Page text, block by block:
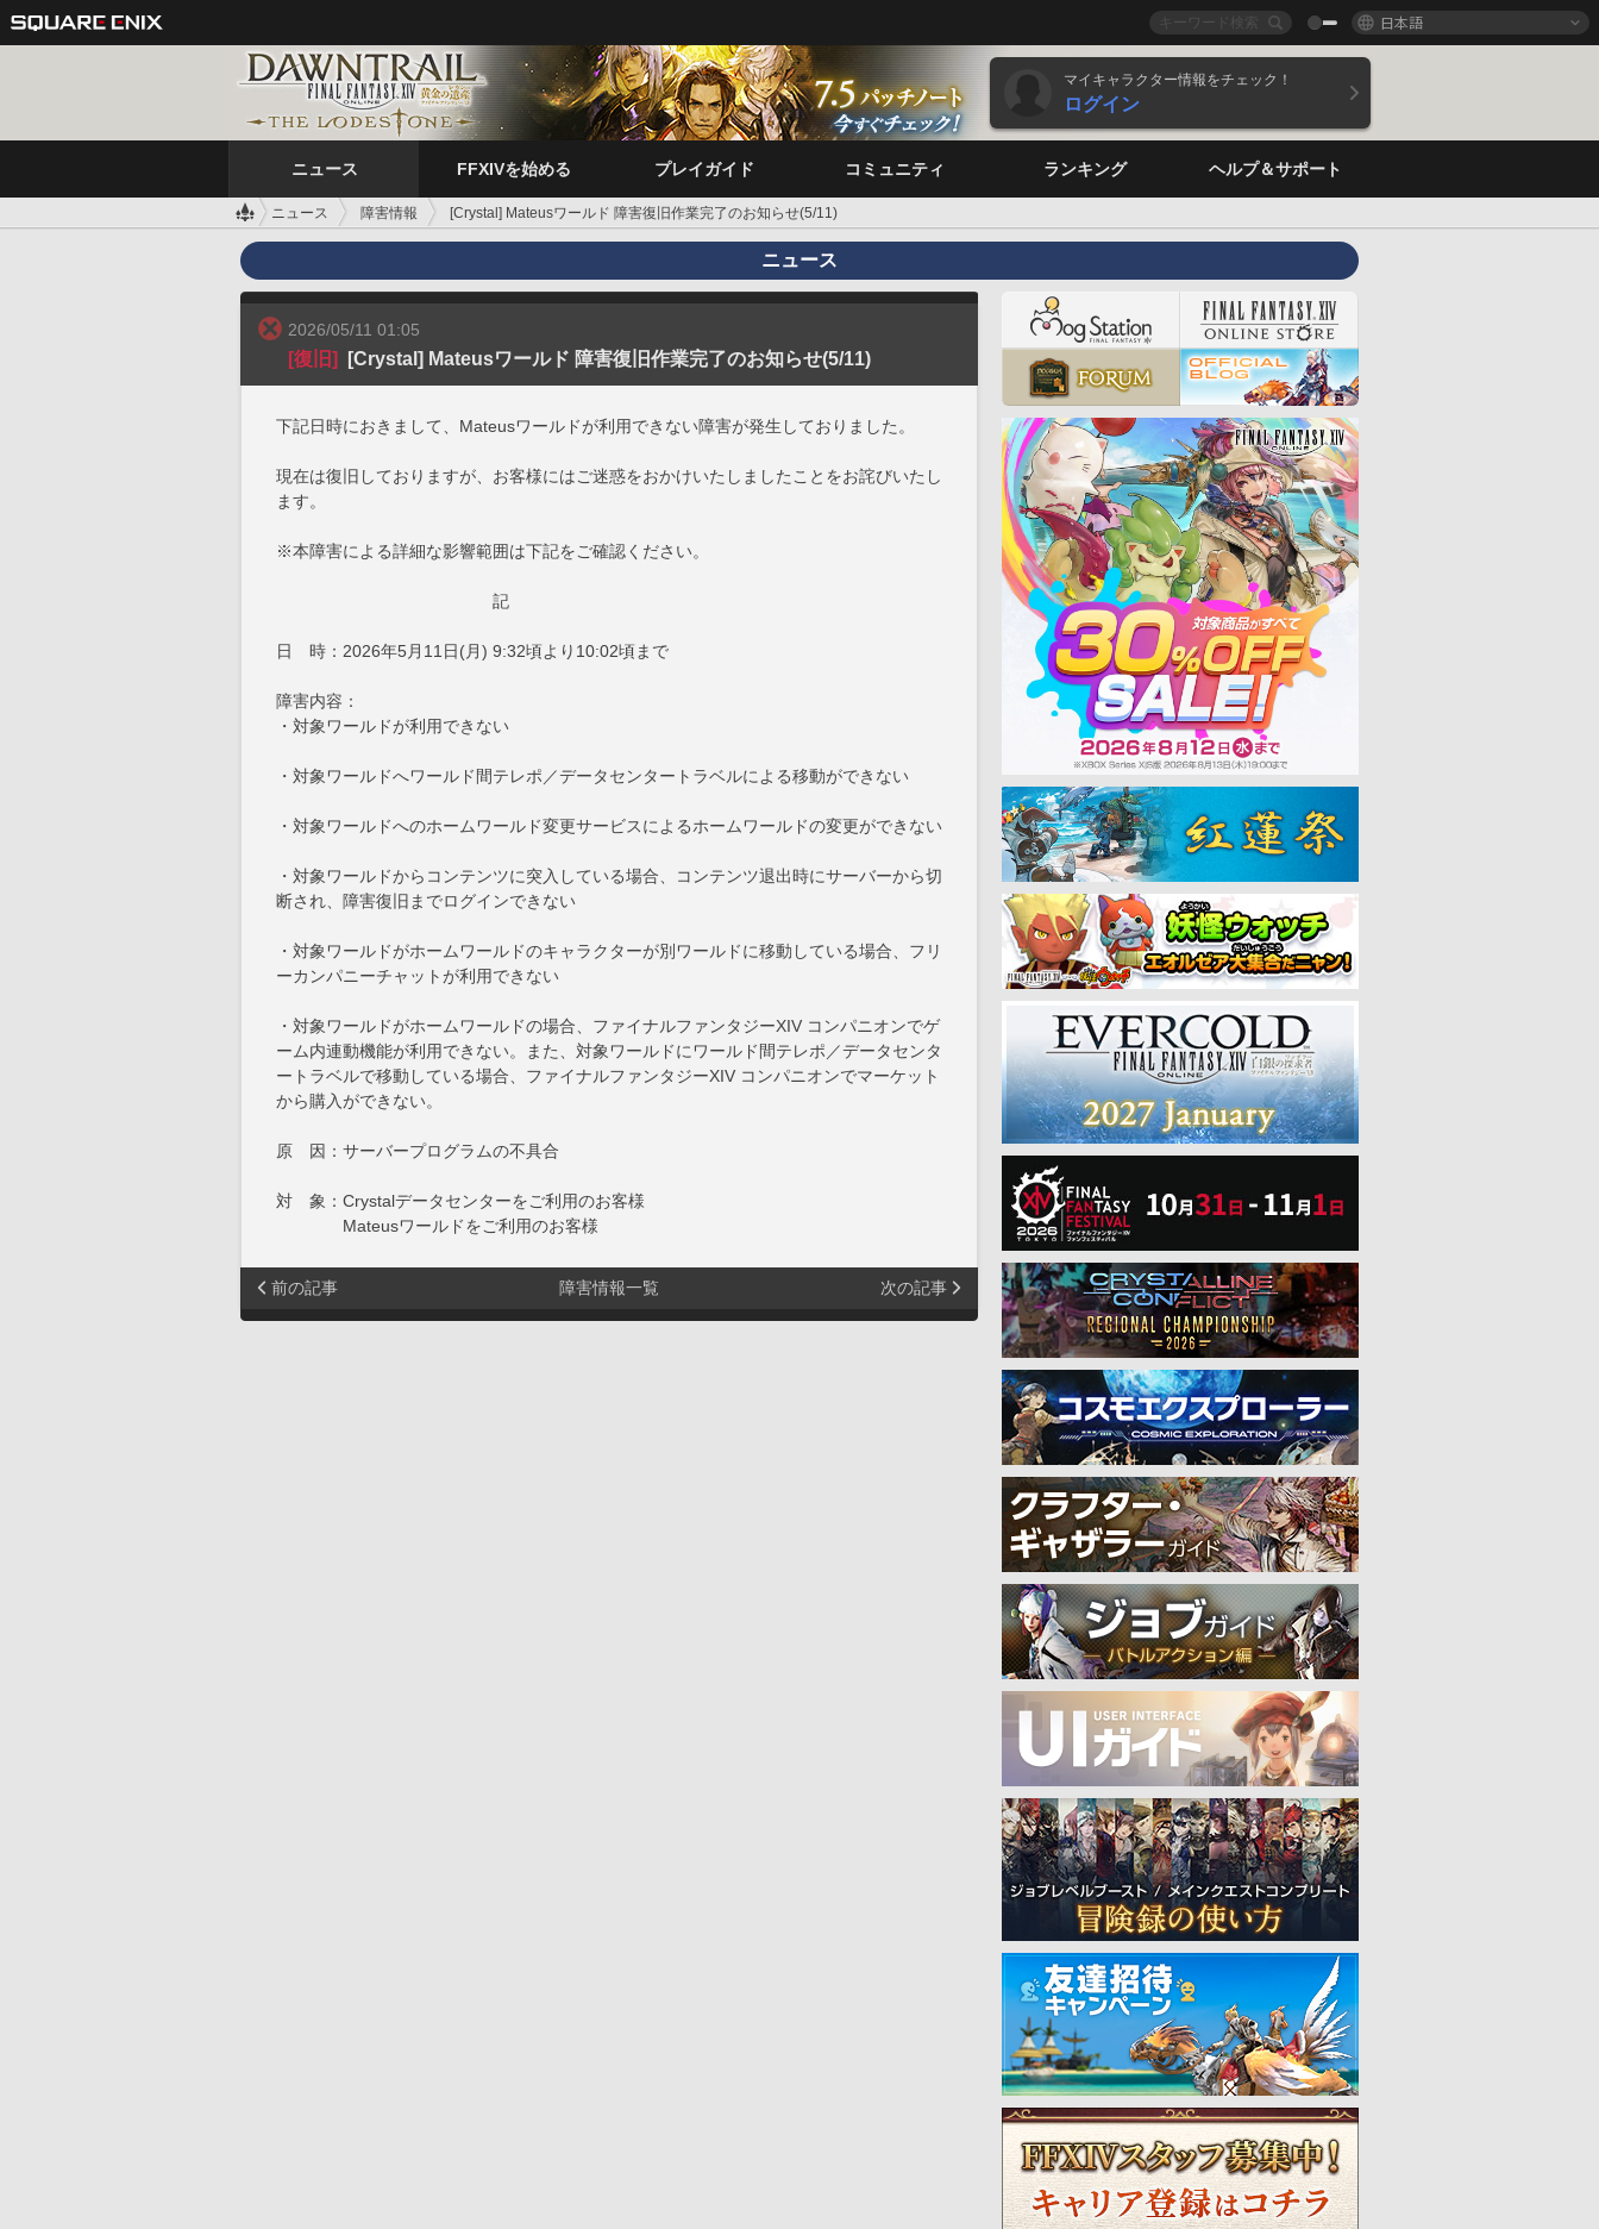
日本語
マイキャラクター情報をチェック！
ログイン
ニュース FFXIVを始める プレイガイド コミュニティ ランキング ヘルプ＆サポート
ニュース 障害情報 [Crystal] Mateusワールド 障害復旧作業完了のお知らせ(5/11)
ニュース
2026/05/11 01:05
[復旧] [Crystal] Mateusワールド 障害復旧作業完了のお知らせ(5/11)
下記日時におきまして、Mateusワールドが利用できない障害が発生しておりました。
現在は復旧しておりますが、お客様にはご迷惑をおかけいたしましたことをお詫びいたし
ます。
※本障害による詳細な影響範囲は下記をご確認ください。
記
日 時：2026年5月11日(月) 9:32頃より10:02頃まで
障害内容：
・対象ワールドが利用できない
・対象ワールドへワールド間テレポ／データセンタートラベルによる移動ができない
・対象ワールドへのホームワールド変更サービスによるホームワールドの変更ができない
・対象ワールドからコンテンツに突入している場合、コンテンツ退出時にサーバーから切
断され、障害復旧までログインできない
・対象ワールドがホームワールドのキャラクターが別ワールドに移動している場合、フリ
ーカンパニーチャットが利用できない
・対象ワールドがホームワールドの場合、ファイナルファンタジーXIV コンパニオンでゲ
ーム内連動機能が利用できない。また、対象ワールドにワールド間テレポ／データセンタ
ートラベルで移動している場合、ファイナルファンタジーXIV コンパニオンでマーケット
から購入ができない。
原 因：サーバープログラムの不具合
対 象：Crystalデータセンターをご利用のお客様
Mateusワールドをご利用のお客様
前の記事 障害情報一覧 次の記事